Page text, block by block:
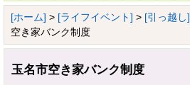
[ホーム] > [ライフイベント] > [引っ越し]
空き家バンク制度
玉名市空き家バンク制度